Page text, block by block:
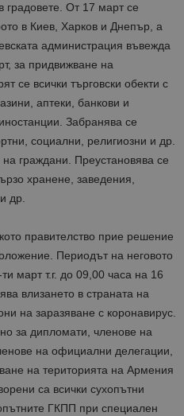
градовете. От 17 март се
в Киев, Харков и Днепър, а
администрация въвежда
за придвижване на
се всички търговски обекти с
аптеки, банкови и
Забранява се
социални, религиозни и др.
граждани. Преустановява се
хранене, заведения,
др.
правителство прие решение
Периодът на неговото
март т.г. до 09,00 часа на 16
влизането в страната на
на заразяване с коронавирус.
за дипломати, членове на
на официални делегации,
на територията на Армения
са всички сухопътни
ГКПП при специален